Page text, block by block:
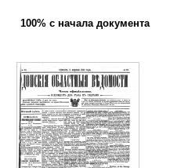
100% с начала документа